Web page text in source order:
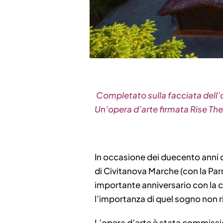
Completato sulla facciata
Un’opera d’arte firmata Rise
In occasione dei duecento anni
di Civitanova Marche (con la
importante anniversario con la
l’importanza di quel sogno